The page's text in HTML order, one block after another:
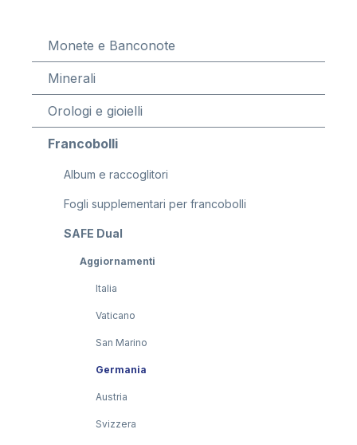
Monete e Banconote
Minerali
Orologi e gioielli
Francobolli
Album e raccoglitori
Fogli supplementari per francobolli
SAFE Dual
Aggiornamenti
Italia
Vaticano
San Marino
Germania
Austria
Svizzera